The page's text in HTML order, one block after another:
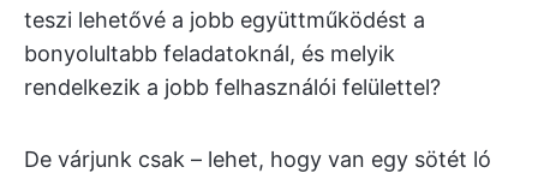
teszi lehetővé a jobb együttműködést a
bonyolultabb feladatoknál, és melyik
rendelkezik a jobb felhasználói felülettel?
De várjunk csak – lehet, hogy van egy sötét ló